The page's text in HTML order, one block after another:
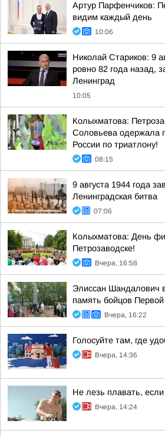
Артур Парфенчиков:
видим каждый день
10:06
Николай Стариков: 9
ровно 82 года назад,
Ленинград
10:05
Колыхматова:
Соловьева одержала
России по триатлону!
08:15
9 августа 1944 года
Ленинградская битва
07:06
Колыхматова: День
Петрозаводске!
Вчера, 16:58
Элиссан Шандалович
память бойцов
Вчера, 16:22
Голосуйте там, где
Вчера, 14:36
Не лезь плавать,
Вчера, 14:24